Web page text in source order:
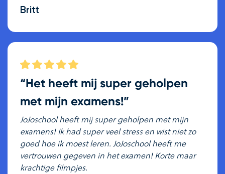
Britt
“Het heeft mij super geholpen
met mijn examens!”
JoJoschool heeft mij super geholpen met mijn
examens! Ik had super veel stress en wist niet zo
goed hoe ik moest leren. JoJoschool heeft me
vertrouwen gegeven in het examen! Korte maar
krachtige filmpjes.